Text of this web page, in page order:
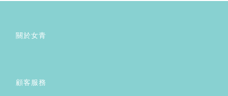
關於女青
顧客服務